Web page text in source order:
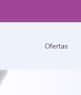
Ofertas